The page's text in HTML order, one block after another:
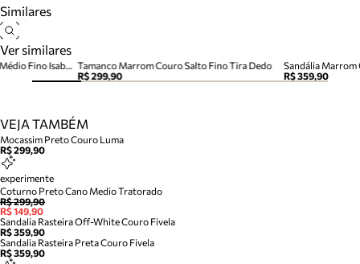
Similares
Ver similares
Tamanco Marrom Couro Salto Fino Tira Dedo
R$ 299,90
Sandália Marrom
R$ 359,90
Sandália Marrom Couro Salto Médio Fino Isabelli
VEJA TAMBÉM
Mocassim Preto Couro Luma
R$ 299,90
experimente
Coturno Preto Cano Medio Tratorado
R$ 299,90
R$ 149,90
Sandalia Rasteira Off-White Couro Fivela
R$ 359,90
Sandalia Rasteira Preta Couro Fivela
R$ 359,90